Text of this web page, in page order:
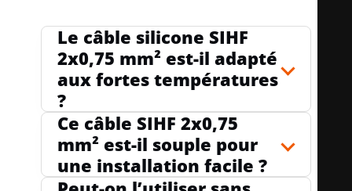
Le câble silicone SIHF
2x0,75 mm² est-il adapté
aux fortes températures
?
Ce câble SIHF 2x0,75
mm² est-il souple pour
une installation facile ?